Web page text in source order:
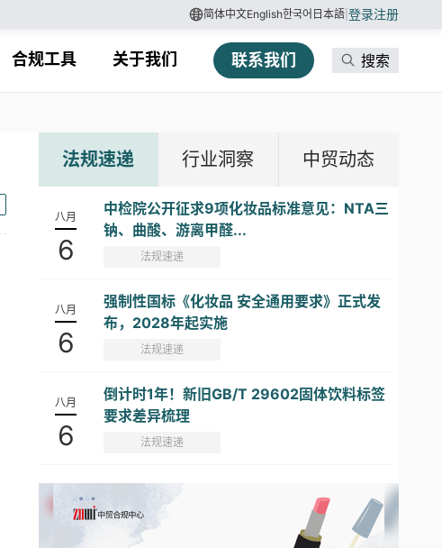
简体中文English한국어 日本語 登录注册
合规工具 关于我们 联系我们 搜索
法规速递 行业洞察 中贸动态
八月
6
中检院公开征求9项化妆品标准意见：NTA三
钠、曲酸、游离甲醛...
法规速递
八月
6
强制性国标《化妆品 安全通用要求》正式发
布，2028年起实施
法规速递
八月
6
倒计时1年！新旧GB/T 29602固体饮料标签
要求差异梳理
法规速递